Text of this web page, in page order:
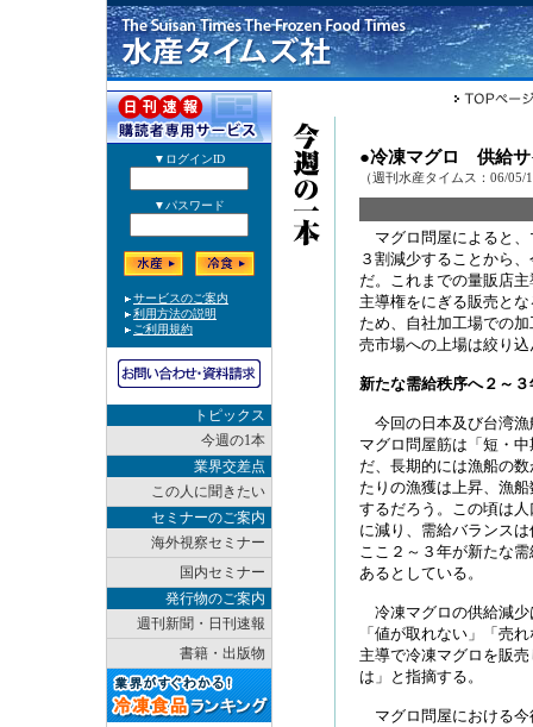
トピックス
今週の1本
業界交差点
この人に聞きたい
セミナーのご案内
海外視察セミナー
国内セミナー
発行物のご案内
週刊新聞・日刊速報
書籍・出版物
●冷凍マグロ 供給
（週刊水産タイムス：06/05/
マグロ問屋によると、
３割減少することから
だ。これまでの量販店
主導権をにぎる販売と
ため、自社加工場での
売市場への上場は絞り
新たな需給秩序へ２～
今回の日本及び台湾漁
マグロ問屋筋は「短・
だ、長期的には漁船の
たりの漁獲は上昇、漁
するだろう。この頃は
に減り、需給バランス
ここ２～３年が新たな
あるとしている。
冷凍マグロの供給減少
「値が取れない」「売
主導で冷凍マグロを販
は」と指摘する。
マグロ問屋における今